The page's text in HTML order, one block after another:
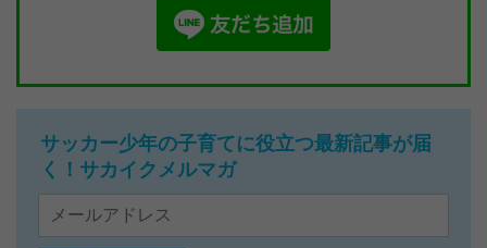
サッカー少年の子育てに役立つ最新記事が届
く！サカイクメルマガ